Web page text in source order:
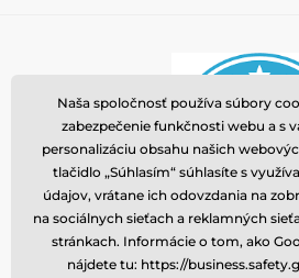
Naša spoločnosť používa súbory
zabezpečenie funkčnosti webu a s
personalizáciu obsahu našich
tlačidlo „Súhlasím“ súhlasíte s
údajov, vrátane ich odovzdania na
na sociálnych sieťach a reklamných
stránkach. Informácie o tom, ako
nájdete tu: https://